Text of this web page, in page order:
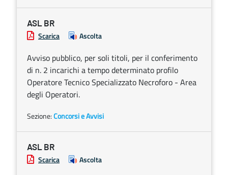
ASL BR
Scarica Ascolta
Avviso pubblico, per soli titoli, per il conferimento
di n. 2 incarichi a tempo determinato profilo
Operatore Tecnico Specializzato Necroforo - Area
degli Operatori.
Sezione:Concorsi e Avvisi
ASL BR
Scarica Ascolta